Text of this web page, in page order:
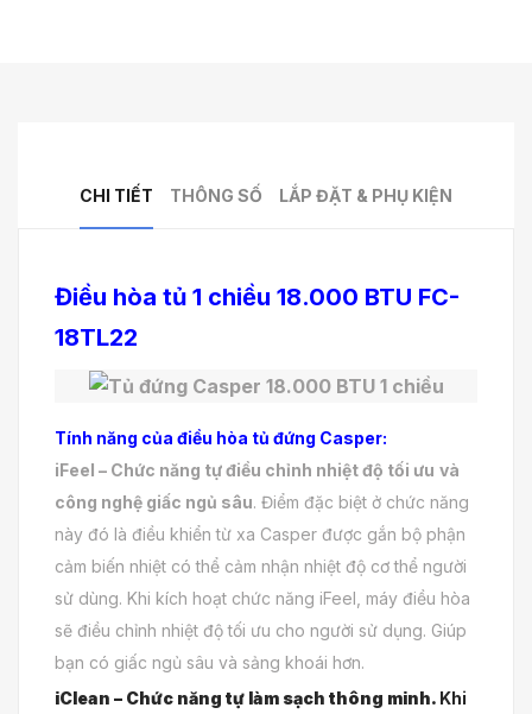
CHI TIẾT THÔNG SỐ LẮP ĐẶT & PHỤ KIỆN
Điều hòa tủ 1 chiều 18.000 BTU FC-
18TL22
Tính năng của điều hòa tủ đứng Casper:
iFeel – Chức năng tự điều chỉnh nhiệt độ tối ưu và
công nghệ giấc ngủ sâu. Điểm đặc biệt ở chức năng
này đó là điều khiển từ xa Casper được gắn bộ phận
cảm biến nhiệt có thể cảm nhận nhiệt độ cơ thể người
sử dùng. Khi kích hoạt chức năng iFeel, máy điều hòa
sẽ điều chỉnh nhiệt độ tối ưu cho người sử dụng. Giúp
bạn có giấc ngủ sâu và sảng khoái hơn.
iClean – Chức năng tự làm sạch thông minh. Khi